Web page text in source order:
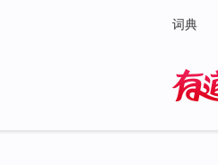
词典